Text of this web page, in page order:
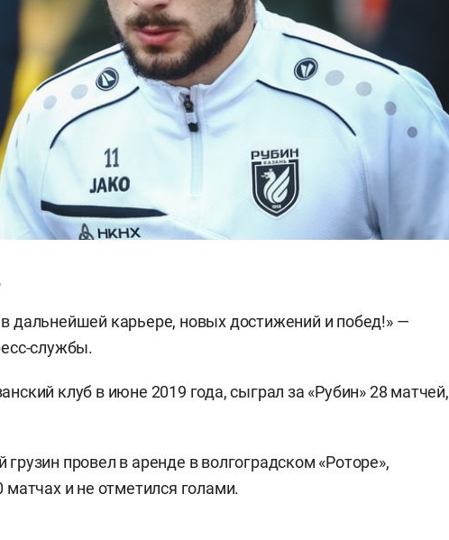
дальнейшей карьере, новых достижений и побед!» —
службы.
клуб в июне 2019 года, сыграл за «Рубин» 28 матчей,
провел в аренде в волгоградском «Роторе»,
и не отметился голами.